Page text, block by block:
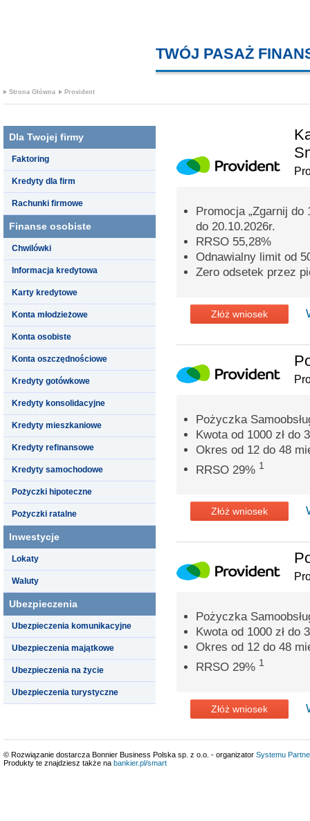
TWÓJ PASAŻ
Strona Główna Provident
Dla Twojej firmy
Faktoring
Kredyty dla firm
Rachunki firmowe
Finanse osobiste
Chwilówki
Informacja kredytowa
Karty kredytowe
Konta młodzieżowe
Konta osobiste
Konta oszczędnościowe
Kredyty gotówkowe
Kredyty konsolidacyjne
Kredyty mieszkaniowe
Kredyty refinansowe
Kredyty samochodowe
Pożyczki hipoteczne
Pożyczki ratalne
Inwestycje
Lokaty
Waluty
Ubezpieczenia
Ubezpieczenia komunikacyjne
Ubezpieczenia majątkowe
Ubezpieczenia na życie
Ubezpieczenia turystyczne
Promocja „Zgarnij do
do 20.10.2026r.
RRSO 55,28%
Odnawialny limit od
Zero odsetek przez
Złóż wniosek
Pożyczka
Kwota od 1000 zł do
Okres od 12 do 48
RRSO 29% 1
Złóż wniosek
Pożyczka
Kwota od 1000 zł do
Okres od 12 do 48
RRSO 29% 1
Złóż wniosek
© Rozwiązanie dostarcza Bonnier Business Polska sp. z o.o. - organizator Systemu
Produkty te znajdziesz także na bankier.pl/smart